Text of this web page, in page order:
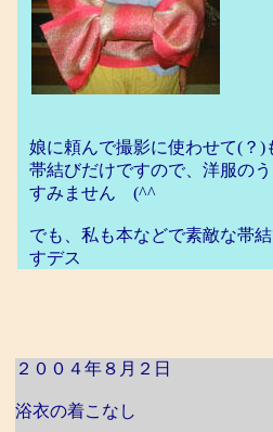
２００４年８月２日
浴衣の着こなし
娘に頼んで撮影に使わせて(？)
帯結びだけですので、洋服の
すみません (^^ゞ
でも、私も本などで素敵な帯
すデス